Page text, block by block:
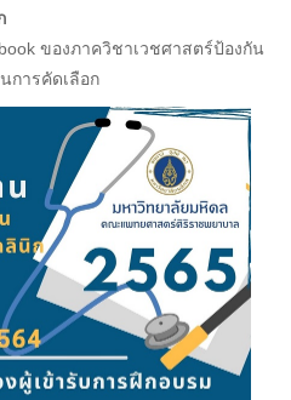
ของภาควิชาเวชศาสตร์ป้องกัน
การคัดเลือก